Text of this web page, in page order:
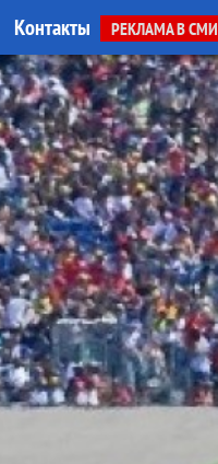
Контакты РЕКЛАМА В СМИ